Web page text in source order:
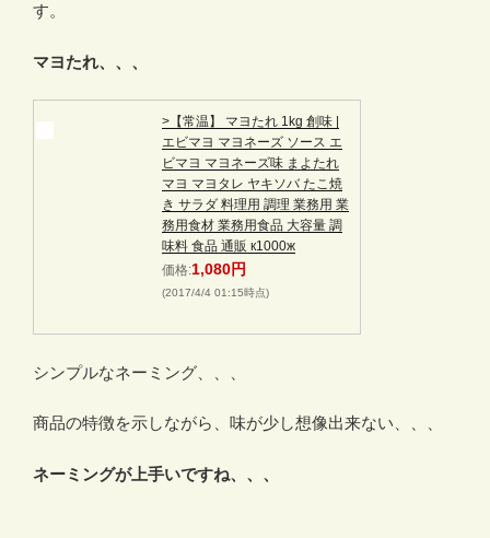
す。
マヨたれ、、、
>【常温】 マヨたれ 1kg 創味 |
エビマヨ マヨネーズ ソース エ
ビマヨ マヨネーズ味 まよたれ
マヨ マヨタレ ヤキソバ たこ焼
き サラダ 料理用 調理 業務用 業
務用食材 業務用食品 大容量 調
味料 食品 通販 к1000ж
価格:1,080円
(2017/4/4 01:15時点)
シンプルなネーミング、、、
商品の特徴を示しながら、味が少し想像出来ない、、、
ネーミングが上手いですね、、、